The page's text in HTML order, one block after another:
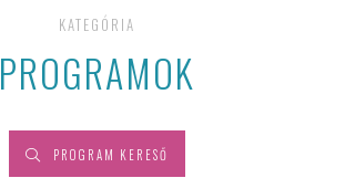
KATEGÓRIA
PROGRAMOK
PROGRAM KERESŐ